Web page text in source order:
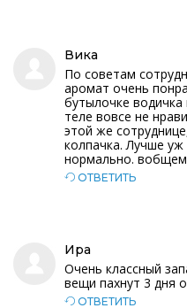
Вика
По советам
аромат очень
бутылочке водичка
теле вовсе не
этой же
колпачка. Лучше
нормально.
ОТВЕТИТЬ
Ира
Очень классный
вещи пахнут 3 дня
ОТВЕТИТЬ